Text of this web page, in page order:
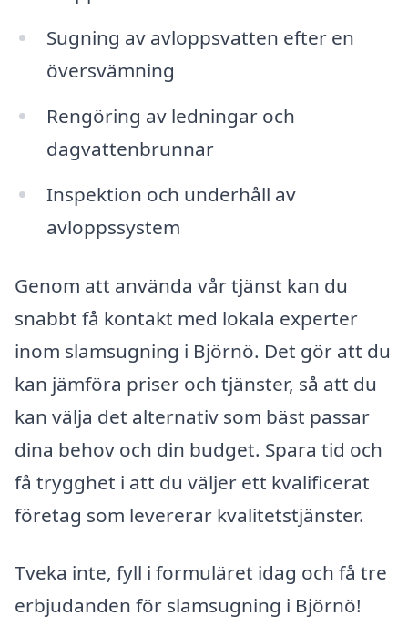
Sugning av avloppsvatten efter en
översvämning
Rengöring av ledningar och
dagvattenbrunnar
Inspektion och underhåll av
avloppssystem
Genom att använda vår tjänst kan du
snabbt få kontakt med lokala experter
inom slamsugning i Björnö. Det gör att du
kan jämföra priser och tjänster, så att du
kan välja det alternativ som bäst passar
dina behov och din budget. Spara tid och
få trygghet i att du väljer ett kvalificerat
företag som levererar kvalitetstjänster.
Tveka inte, fyll i formuläret idag och få tre
erbjudanden för slamsugning i Björnö!